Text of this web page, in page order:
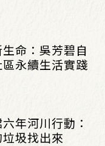
命：吳芳碧自
永續生活實踐
年河川行動：
圾找出來